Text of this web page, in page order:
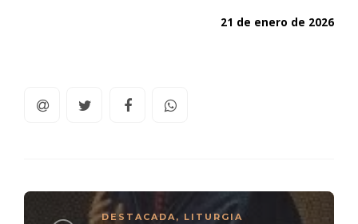
21 de enero de 2026
DESTACADA, LITURGIA